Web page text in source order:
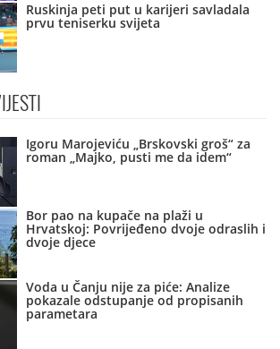
Ruskinja peti put u karijeri savladala
prvu teniserku svijeta
Igoru Marojeviću „Brskovski groš“ za
roman „Majko, pusti me da idem“
Bor pao na kupače na plaži u
Hrvatskoj: Povrijeđeno dvoje odraslih i
dvoje djece
Voda u Čanju nije za piće: Analize
pokazale odstupanje od propisanih
parametara